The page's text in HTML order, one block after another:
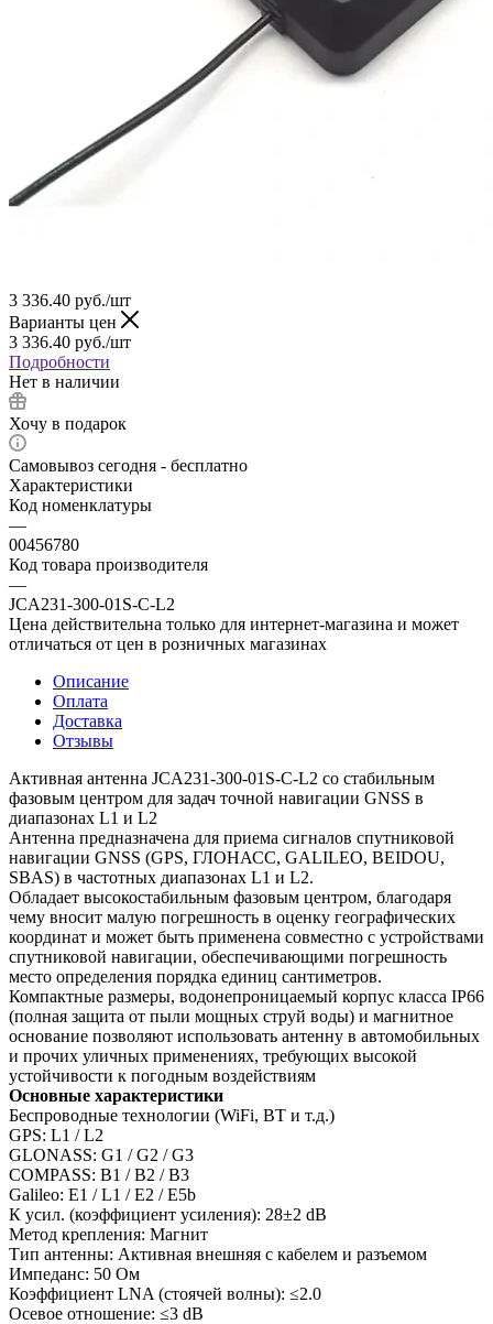
3 336.40 руб./шт
Варианты цен
3 336.40 руб./шт
Подробности
Нет в наличии
Хочу в подарок
Самовывоз сегодня - бесплатно
Характеристики
Код номенклатуры
—
00456780
Код товара производителя
—
JCA231-300-01S-C-L2
Цена действительна только для интернет-магазина и может
отличаться от цен в розничных магазинах
Описание
Оплата
Доставка
Отзывы
Активная антенна JCA231-300-01S-C-L2 со стабильным
фазовым центром для задач точной навигации GNSS в
диапазонах L1 и L2
Антенна предназначена для приема сигналов спутниковой
навигации GNSS (GPS, ГЛОНАСС, GALILEO, BEIDOU,
SBAS) в частотных диапазонах L1 и L2.
Обладает высокостабильным фазовым центром, благодаря
чему вносит малую погрешность в оценку географических
координат и может быть применена совместно с устройствами
спутниковой навигации, обеспечивающими погрешность
место определения порядка единиц сантиметров.
Компактные размеры, водонепроницаемый корпус класса IP66
(полная защита от пыли мощных струй воды) и магнитное
основание позволяют использовать антенну в автомобильных
и прочих уличных применениях, требующих высокой
устойчивости к погодным воздействиям
Основные характеристики
Беспроводные технологии (WiFi, BT и т.д.)
GPS: L1 / L2
GLONASS: G1 / G2 / G3
COMPASS: B1 / B2 / B3
Galileo: E1 / L1 / E2 / E5b
К усил. (коэффициент усиления): 28±2 dB
Метод крепления: Магнит
Тип антенны: Активная внешняя с кабелем и разъемом
Импеданс: 50 Ом
Коэффициент LNA (стоячей волны): ≤2.0
Осевое отношение: ≤3 dB